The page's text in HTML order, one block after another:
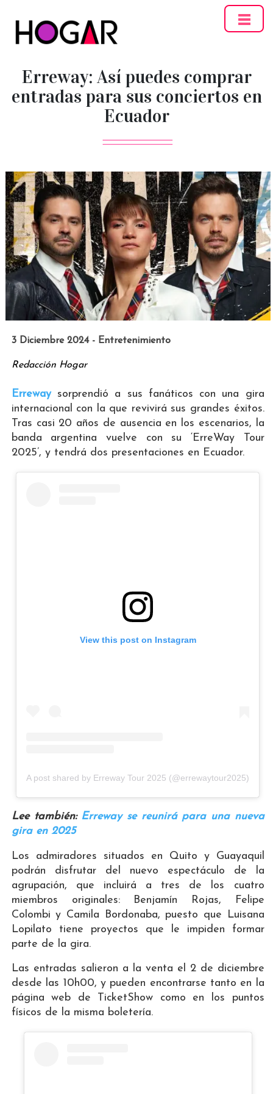
Erreway: Así puedes comprar
entradas para sus conciertos en
Ecuador
3 Diciembre 2024 - Entretenimiento
Redacción Hogar
Errewaysorprendió a sus fanáticos con una gira
internacional con la que revivirá sus grandes éxitos.
Tras casi 20 años de ausencia en los escenarios, la
banda argentina vuelve con su ‘ErreWay Tour
2025’, y tendrá dos presentaciones en Ecuador.
View this post on Instagram
A post shared by Erreway Tour 2025 (@errewaytour2025)
Lee también: Erreway se reunirá para una nueva
gira en 2025
Los admiradores situados en Quito y Guayaquil
podrán disfrutar del nuevo espectáculo de la
agrupación, que incluirá a tres de los cuatro
miembros originales: Benjamín Rojas, Felipe
Colombi y Camila Bordonaba, puesto que Luisana
Lopilato tiene proyectos que le impiden formar
parte de la gira.
Las entradas salieron a la venta el 2 de diciembre
desde las 10h00, y pueden encontrarse tanto en la
página web de TicketShow como en los puntos
físicos de la misma boletería.